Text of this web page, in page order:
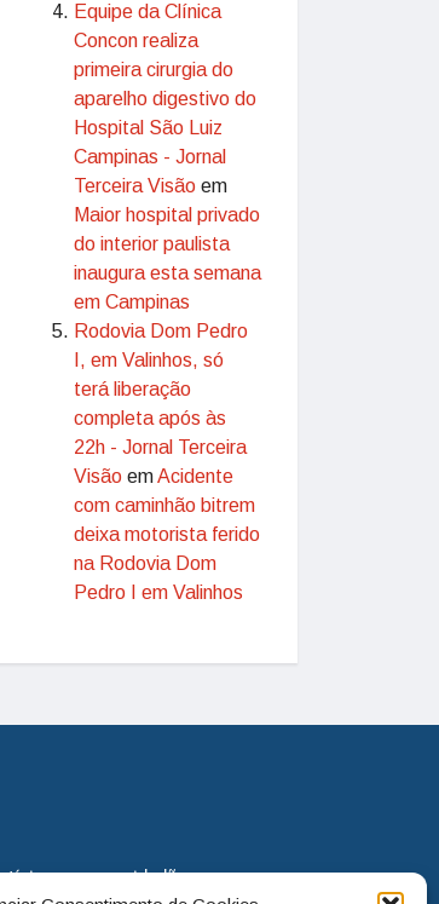
Equipe da Clínica
Concon realiza
primeira cirurgia do
aparelho digestivo do
Hospital São Luiz
Campinas - Jornal
Terceira Visão em
Maior hospital privado
do interior paulista
inaugura esta semana
em Campinas
Rodovia Dom Pedro
I, em Valinhos, só
terá liberação
completa após às
22h - Jornal Terceira
Visão emAcidente
com caminhão bitrem
deixa motorista ferido
na Rodovia Dom
Pedro I em Valinhos
para os cidadãos